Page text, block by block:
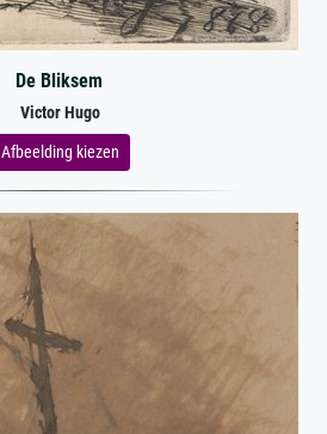
De Bliksem
Victor Hugo
Afbeelding kiezen